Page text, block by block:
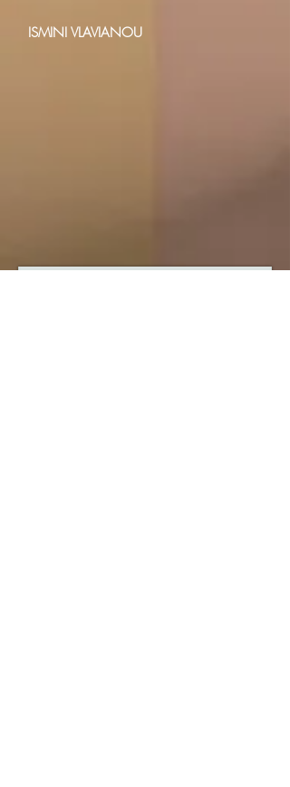
ISMINI VLAVIANOU